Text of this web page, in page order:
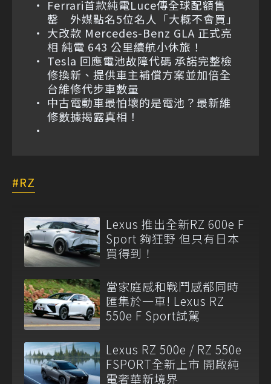
Ferrari首款純電Luce傳全球配額售
罄 外媒點名5位名人「大概不會買」
大改款 Mercedes-Benz GLA 正式亮
相 純電 643 公里續航小休旅！
Tesla 回應電池故障代碼 承諾完整檢
修換新、提供車主補償方案並加倍全
台維修代步車數量
中古電動車最怕壞的是電池？最新維
修數據揭露真相！
RZ
Lexus 推出全新RZ 600e F
Sport 夠狂野 但只有日本
買得到！
當家庭感和戰鬥感都同時
匯集於一車! Lexus RZ
550e F Sport試駕
Lexus RZ 500e / RZ 550e
FSPORT全新上市 開啟純
電奢華新境界